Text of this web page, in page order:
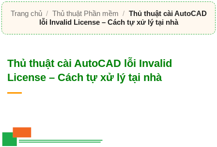
Trang chủ / Thủ thuật Phần mềm / Thủ thuật cài AutoCAD
lỗi Invalid License – Cách tự xử lý tại nhà
Thủ thuật cài AutoCAD lỗi Invalid
License – Cách tự xử lý tại nhà